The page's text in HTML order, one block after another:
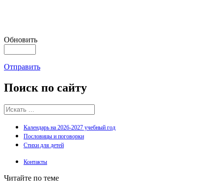
Обновить
Отправить
Поиск по сайту
Календарь на 2026-2027 учебный год
Пословицы и поговорки
Стихи для детей
Контакты
Читайте по теме